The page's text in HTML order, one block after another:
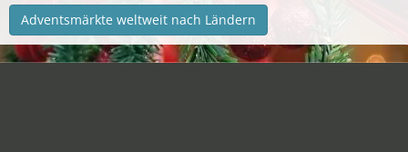
Adventsmärkte weltweit nach Ländern